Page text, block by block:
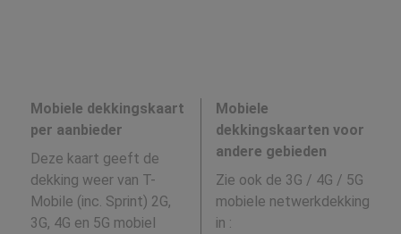
Mobiele dekkingskaart
per aanbieder
Deze kaart geeft de
dekking weer van T-
Mobile (inc. Sprint) 2G,
3G, 4G en 5G mobiel
Mobiele
dekkingskaarten voor
andere gebieden
Zie ook de 3G / 4G / 5G
mobiele netwerkdekking
in :